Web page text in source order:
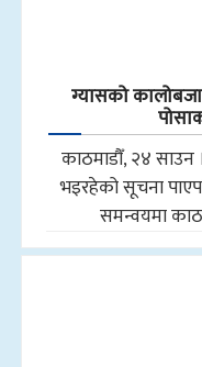
ग्यासको
काठमाडौँ, २४ साउन
भइरहेको सूचना
समन्वयमा